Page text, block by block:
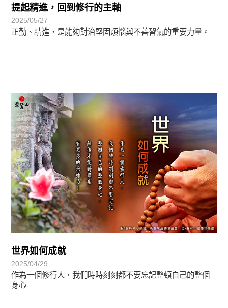
提起精進，回到修行的主軸
2025/05/27
正勤、精進，是能夠對治堅固煩惱與不善習氣的重要力量。
世界如何成就
2025/04/29
作為一個修行人，我們時時刻刻都不要忘記整頓自己的整個
身心